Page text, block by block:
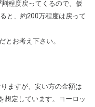
程度戻ってくるので、仮
と、約200万程度は戻って
とお考え下さい。
ますが、安い方の金額は
想定しています。ヨーロッ